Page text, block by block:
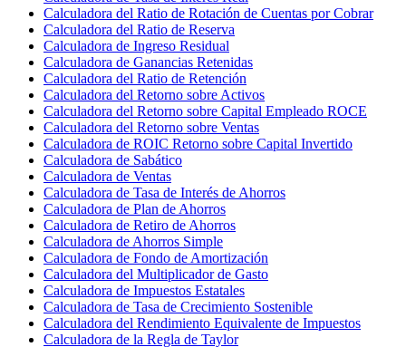
Calculadora del Ratio de Rotación de Cuentas por Cobrar
Calculadora del Ratio de Reserva
Calculadora de Ingreso Residual
Calculadora de Ganancias Retenidas
Calculadora del Ratio de Retención
Calculadora del Retorno sobre Activos
Calculadora del Retorno sobre Capital Empleado ROCE
Calculadora del Retorno sobre Ventas
Calculadora de ROIC Retorno sobre Capital Invertido
Calculadora de Sabático
Calculadora de Ventas
Calculadora de Tasa de Interés de Ahorros
Calculadora de Plan de Ahorros
Calculadora de Retiro de Ahorros
Calculadora de Ahorros Simple
Calculadora de Fondo de Amortización
Calculadora del Multiplicador de Gasto
Calculadora de Impuestos Estatales
Calculadora de Tasa de Crecimiento Sostenible
Calculadora del Rendimiento Equivalente de Impuestos
Calculadora de la Regla de Taylor